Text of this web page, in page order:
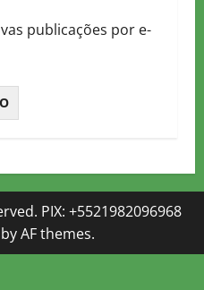
publicações por e-
PIX: +5521982096968
by AF themes.